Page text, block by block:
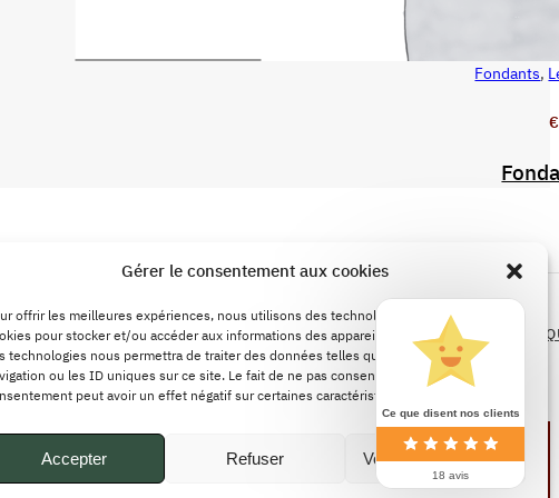
Gérer le consentement aux cookies
offrir les meilleures expériences, nous utilisons des technologies telles que les
pour stocker et/ou accéder aux informations des appareils. Le fait de consentir à
technologies nous permettra de traiter des données telles que le comportement de
ou les ID uniques sur ce site. Le fait de ne pas consentir ou de retirer son
peut avoir un effet négatif sur certaines caractéristiques et fonctions.
Accepter Refuser Voir les préférences
Fondants,
€
POLITIQUE DE REMBOURSEMENTS ET DE
RETOURSCONDITIONS GÉNÉRALES DE VENTE
CONFIDENTIALITÉ
Ce que disent nos clients
18 avis